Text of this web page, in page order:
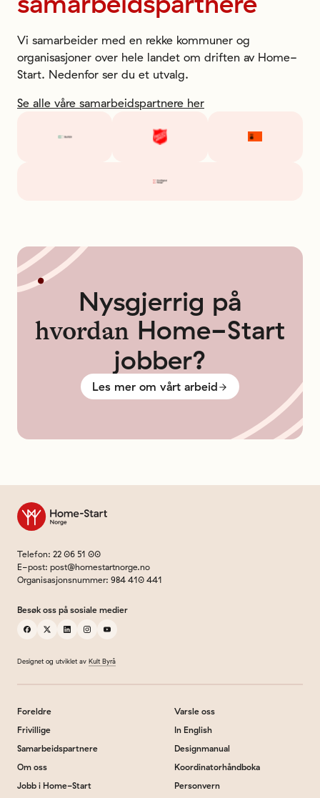
Vi samarbeider med en rekke kommuner og
organisasjoner over hele landet om driften av Home-
Start. Nedenfor ser du et utvalg.
Se alle våre samarbeidspartnere her
Frelsesarmeen Kirkens
Nysgjerrig på
hvordan Home-Start
jobber?
Les mer om vårt arbeid
Til forsiden
Telefon: 22 06 51 00
E-post: post@homestartnorge.no
Organisasjonsnummer: 984 410 441
Besøk oss på sosiale medier
facebook
x linkedininstagramyoutube
Designet og utviklet av Kult Byrå
Foreldre
Frivillige
Samarbeidspartnere
Om oss
Jobb i Home-Start
Varsle oss
In English
Designmanual
Koordinatorhåndboka
Personvern